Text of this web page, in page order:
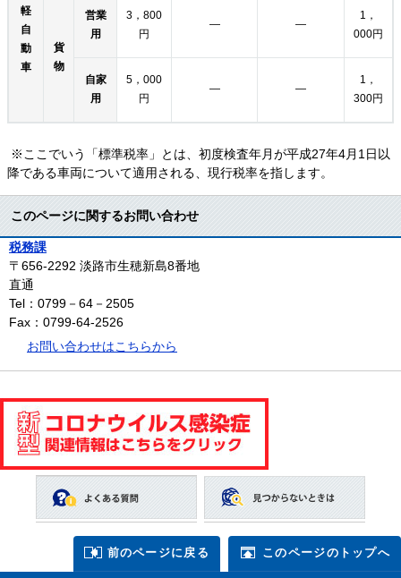
軽
自
動
車
貨
物
営業
用
3，800
円
― ―
1，
000円
自家
用
5，000
円
― ―
1，
300円
※ここでいう「標準税率」とは、初度検査年月が平成27年4月1日以
降である車両について適用される、現行税率を指します。
このページに関するお問い合わせ
税務課
〒656-2292 淡路市生穂新島8番地
直通
Tel：0799－64－2505
Fax：0799-64-2526
お問い合わせはこちらから
前のページに戻る このページのトップへ